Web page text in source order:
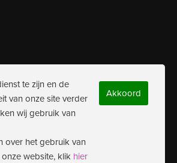
te zijn en de
van onze site verder
wij gebruik van
over het gebruik van
website, klik hier
Akkoord